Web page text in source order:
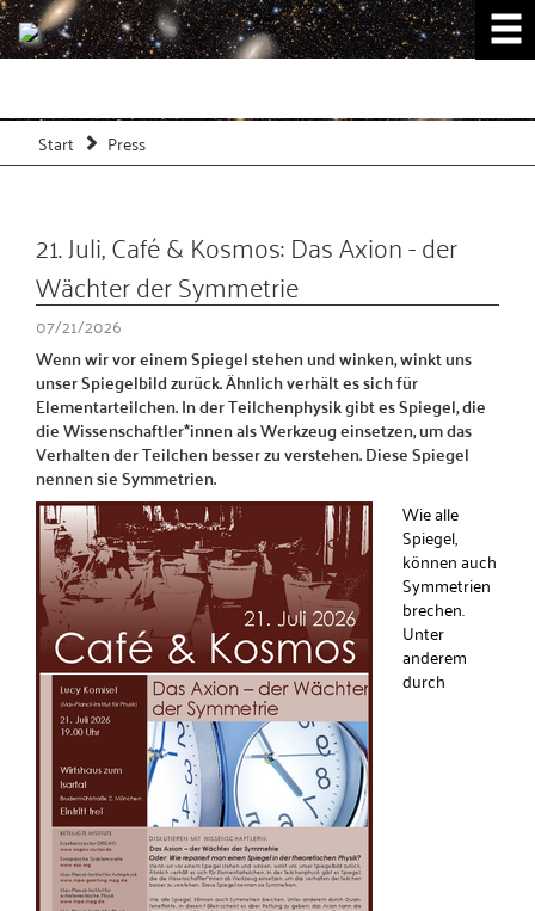
Start Press
21. Juli, Café & Kosmos: Das Axion - der
Wächter der Symmetrie
07/21/2026
Wenn wir vor einem Spiegel stehen und winken, winkt uns
unser Spiegelbild zurück. Ähnlich verhält es sich für
Elementarteilchen. In der Teilchenphysik gibt es Spiegel, die
die Wissenschaftler*innen als Werkzeug einsetzen, um das
Verhalten der Teilchen besser zu verstehen. Diese Spiegel
nennen sie Symmetrien.
Wie alle
Spiegel,
können auch
Symmetrien
brechen.
Unter
anderem
durch